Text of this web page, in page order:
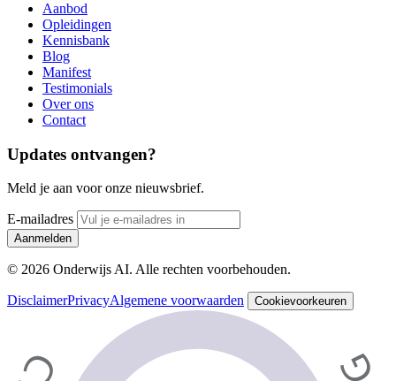
Aanbod
Opleidingen
Kennisbank
Blog
Manifest
Testimonials
Over ons
Contact
Updates ontvangen?
Meld je aan voor onze nieuwsbrief.
E-mailadres
Aanmelden
© 2026 Onderwijs AI. Alle rechten voorbehouden.
DisclaimerPrivacyAlgemene voorwaarden Cookievoorkeuren